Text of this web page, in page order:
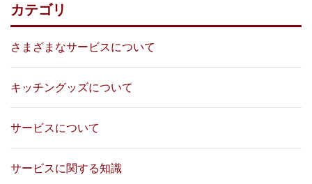
カテゴリ
さまざまなサービスについて
キッチングッズについて
サービスについて
サービスに関する知識